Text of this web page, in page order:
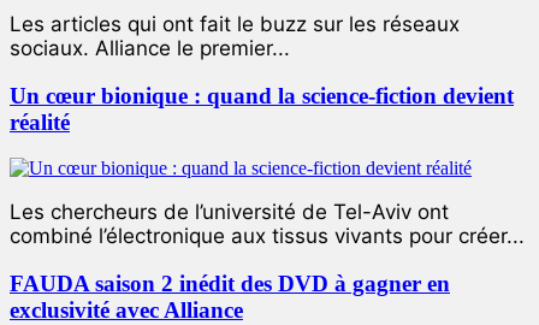
Les articles qui ont fait le buzz sur les réseaux
sociaux. Alliance le premier...
Un cœur bionique : quand la science-fiction devient
réalité
Les chercheurs de l’université de Tel-Aviv ont
combiné l’électronique aux tissus vivants pour créer...
FAUDA saison 2 inédit des DVD à gagner en
exclusivité avec Alliance